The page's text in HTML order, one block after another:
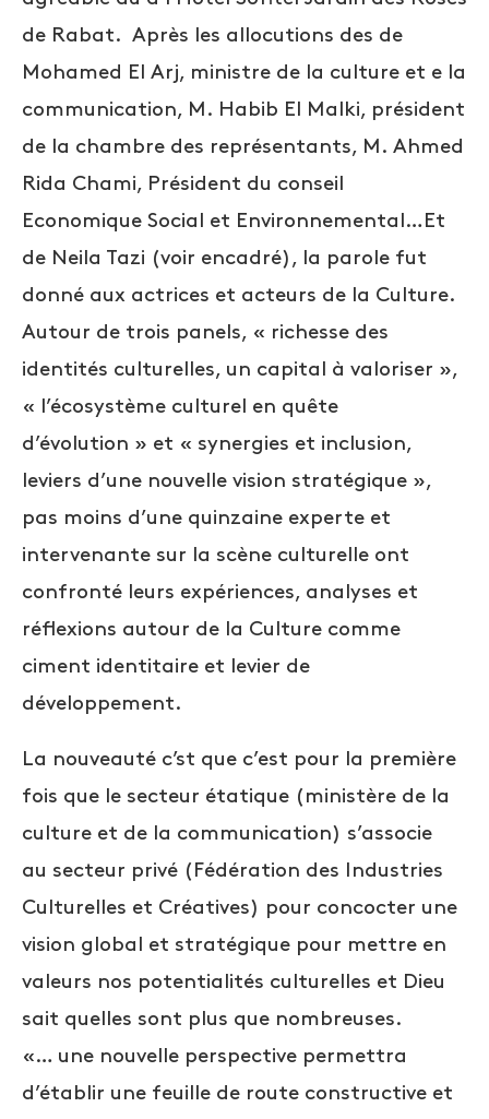
de Rabat. Après les allocutions des de
Mohamed El Arj, ministre de la culture et e la
communication, M. Habib El Malki, président
de la chambre des représentants, M. Ahmed
Rida Chami, Président du conseil
Economique Social et Environnemental…Et
de Neila Tazi (voir encadré), la parole fut
donné aux actrices et acteurs de la Culture.
Autour de trois panels, « richesse des
identités culturelles, un capital à valoriser »,
« l’écosystème culturel en quête
d’évolution » et « synergies et inclusion,
leviers d’une nouvelle vision stratégique »,
pas moins d’une quinzaine experte et
intervenante sur la scène culturelle ont
confronté leurs expériences, analyses et
réflexions autour de la Culture comme
ciment identitaire et levier de
développement.
La nouveauté c’st que c’est pour la première
fois que le secteur étatique (ministère de la
culture et de la communication) s’associe
au secteur privé ( Fédération des Industries
Culturelles et Créatives) pour concocter une
vision global et stratégique pour mettre en
valeurs nos potentialités culturelles et Dieu
sait quelles sont plus que nombreuses.
«… une nouvelle perspective permettra
d’établir une feuille de route constructive et